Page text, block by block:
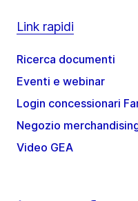
Link rapidi
Ricerca documenti
Eventi e webinar
Login concessionari
Negozio
Video GEA